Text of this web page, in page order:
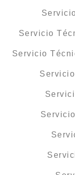
Servicio
Servicio